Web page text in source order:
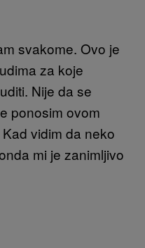
svakome. Ovo je
za koje
Nije da se
ponosim ovom
vidim da neko
mi je zanimljivo